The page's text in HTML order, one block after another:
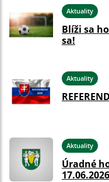
Aktuality
Blíži sa
sa!
Aktuality
Aktuality
Úradné
17.06.2026